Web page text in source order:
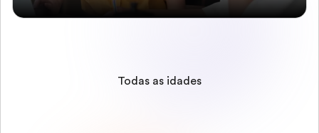
Todas as idades